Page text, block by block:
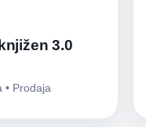
3.0
• Prodaja